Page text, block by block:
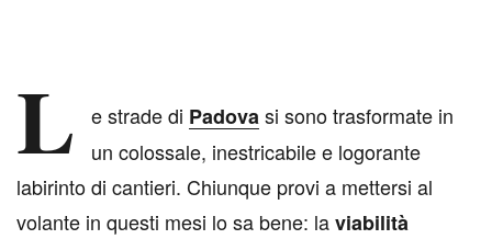
L e strade di Padovasi sono trasformate in
un colossale, inestricabile e logorante
labirinto di cantieri. Chiunque provi a mettersi al
volante in questi mesi lo sa bene: laviabilità